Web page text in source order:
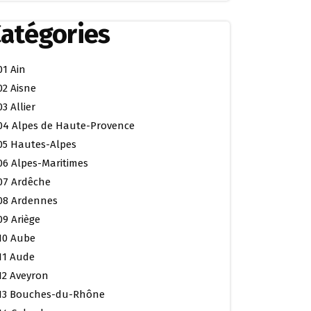
Ain
Aisne
Allier
Alpes de Haute-Provence
Hautes-Alpes
Alpes-Maritimes
Ardêche
Ardennes
Ariège
Aube
Aude
Aveyron
Bouches-du-Rhône